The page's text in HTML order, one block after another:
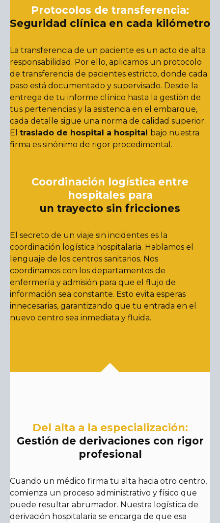
Protocolos de transferencia:
Seguridad clínica en cada kilómetro
La transferencia de un paciente es un acto de alta
responsabilidad. Por ello, aplicamos un protocolo
de transferencia de pacientes estricto, donde cada
paso está documentado y supervisado. Desde la
entrega de tu informe clínico hasta la gestión de
tus pertenencias y la asistencia en el embarque,
cada detalle sigue una norma de calidad superior.
El traslado de hospital a hospital bajo nuestra
firma es sinónimo de rigor procedimental.
Coordinación logística entre
hospitales para
un trayecto sin fricciones
El secreto de un viaje sin incidentes es la
coordinación logística hospitalaria. Hablamos el
lenguaje de los centros sanitarios. Nos
coordinamos con los departamentos de
enfermería y admisión para que el flujo de
información sea constante. Esto evita esperas
innecesarias, garantizando que tu entrada en el
nuevo centro sea inmediata y fluida.
Del alta a la especialización:
Gestión de derivaciones con rigor
profesional
Cuando un médico firma tu alta hacia otro centro,
comienza un proceso administrativo y físico que
puede resultar abrumador. Nuestra logística de
derivación hospitalaria se encarga de que esa